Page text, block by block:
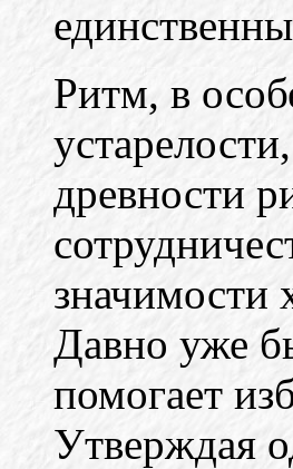
Ритм, в
древности
значимости
Давно уже
помогает
Утверждая